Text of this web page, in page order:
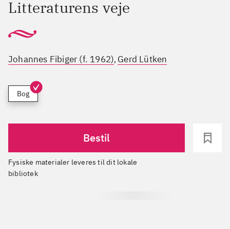
Litteraturens veje
Johannes Fibiger (f. 1962), Gerd Lütken
Bog
Bestil
Fysiske materialer leveres til dit lokale
bibliotek